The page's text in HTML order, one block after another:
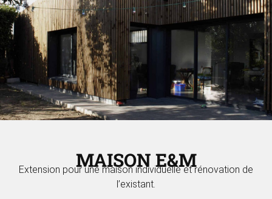
MAISON E&M
Extension pour une maison individuelle et rénovation de
l’existant.